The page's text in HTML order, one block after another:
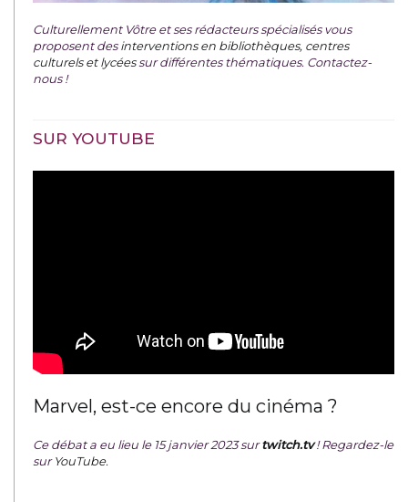
Culturellement Vôtre et ses rédacteurs spécialisés vous
proposent desinterventions en bibliothèques, centres
culturels et lycéessur différentes thématiques. Contactez-
nous !
SUR YOUTUBE
Marvel, est-ce encore du cinéma ?
Ce débat a eu lieu le 15 janvier 2023 surtwitch.tv ! Regardez-le
surYouTube.